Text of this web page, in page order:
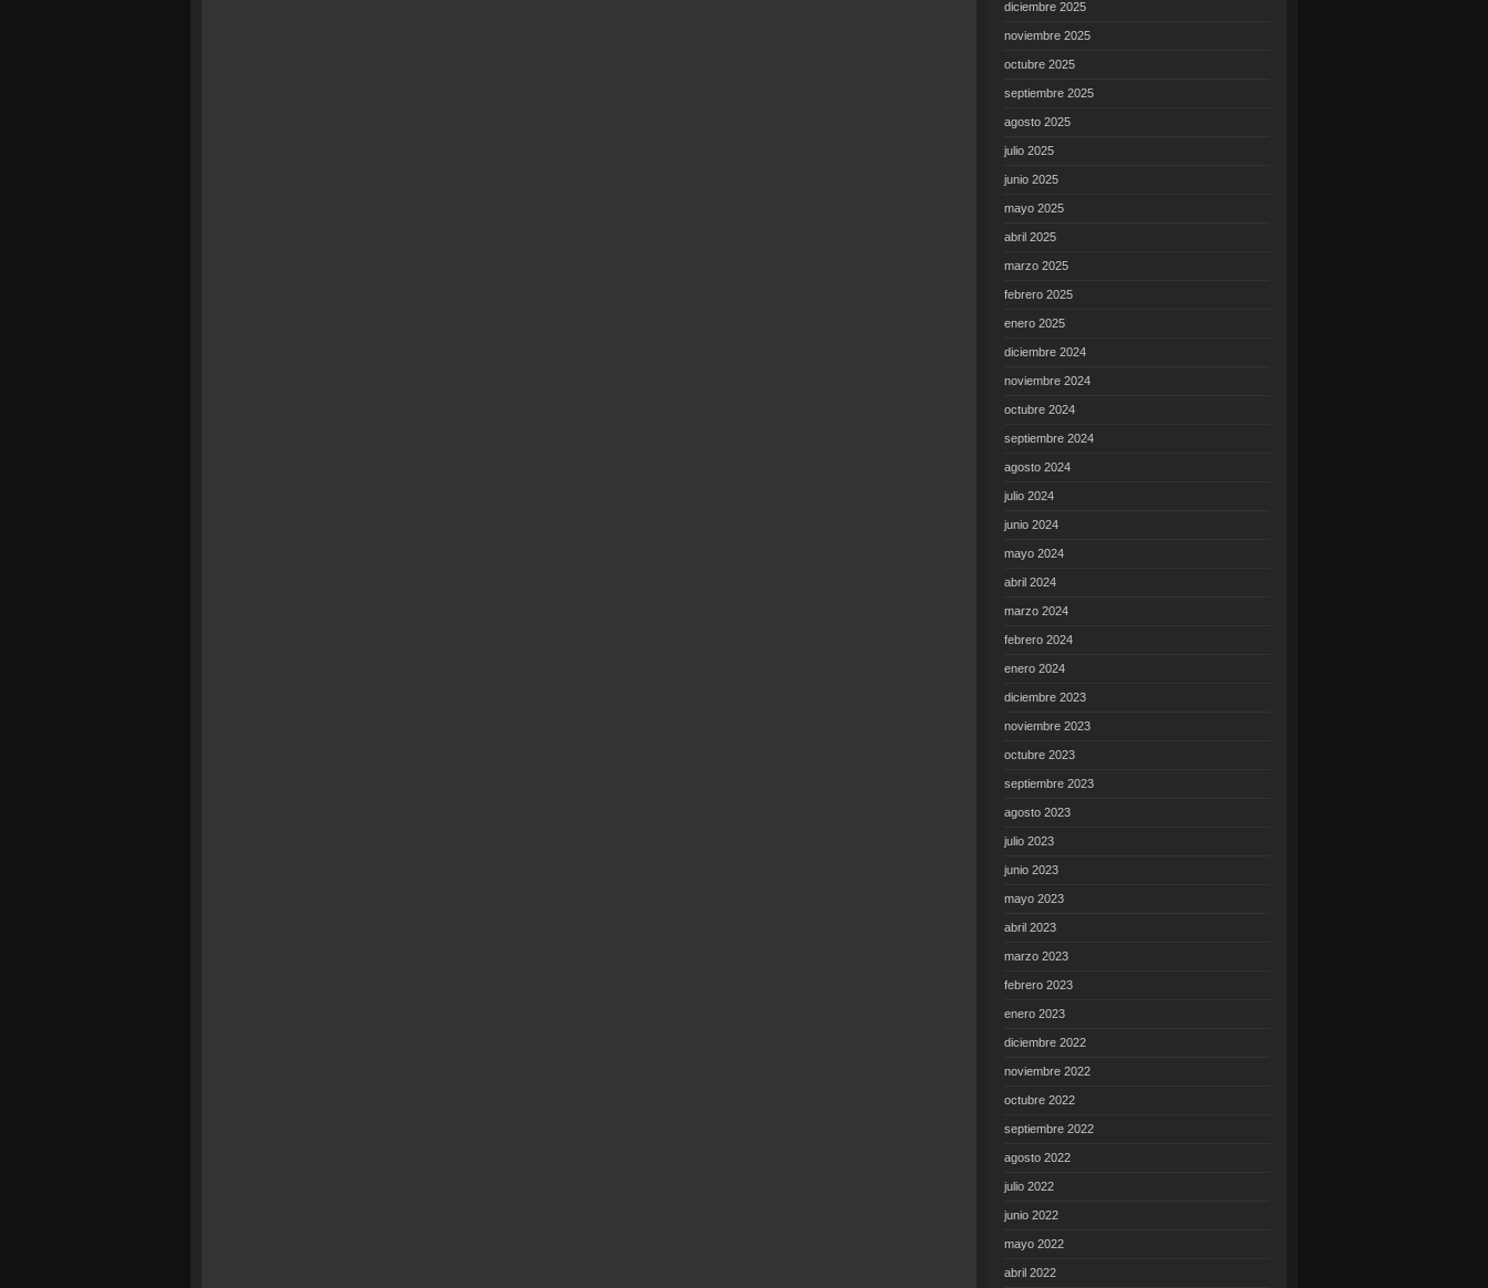
diciembre 2025
noviembre 2025
octubre 2025
septiembre 2025
agosto 2025
julio 2025
junio 2025
mayo 2025
abril 2025
marzo 2025
febrero 2025
enero 2025
diciembre 2024
noviembre 2024
octubre 2024
septiembre 2024
agosto 2024
julio 2024
junio 2024
mayo 2024
abril 2024
marzo 2024
febrero 2024
enero 2024
diciembre 2023
noviembre 2023
octubre 2023
septiembre 2023
agosto 2023
julio 2023
junio 2023
mayo 2023
abril 2023
marzo 2023
febrero 2023
enero 2023
diciembre 2022
noviembre 2022
octubre 2022
septiembre 2022
agosto 2022
julio 2022
junio 2022
mayo 2022
abril 2022